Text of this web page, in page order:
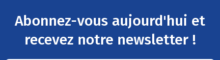
Abonnez-vous aujourd'hui et
recevez notre newsletter !